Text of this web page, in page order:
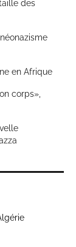
des
en Afrique
corps»,